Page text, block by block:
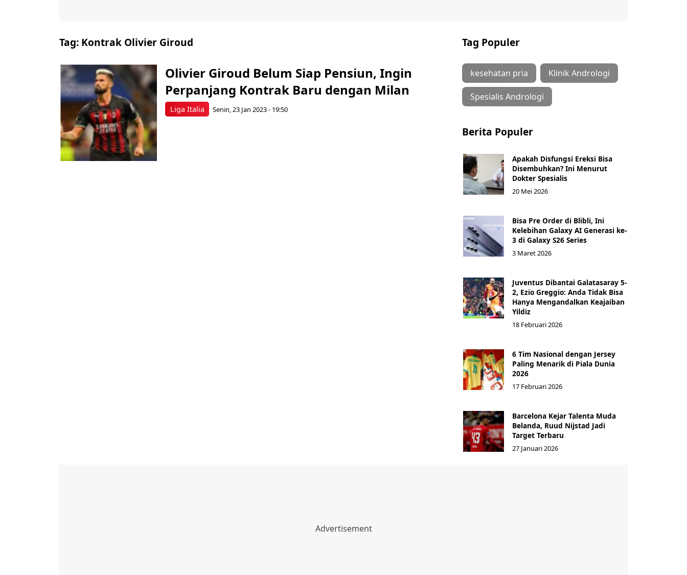
Tag: Kontrak Olivier Giroud
Liga Italia
Olivier Giroud Belum Siap Pensiun, Ingin
Perpanjang Kontrak Baru dengan Milan
Senin, 23 Jan 2023 - 19:50
Tag Populer
kesehatan pria Klinik Andrologi
Spesialis Andrologi
Berita Populer
Apakah Disfungsi Ereksi Bisa
Disembuhkan? Ini Menurut
Dokter Spesialis
20 Mei 2026
Bisa Pre Order di Blibli, Ini
Kelebihan Galaxy AI Generasi ke-
3 di Galaxy S26 Series
3 Maret 2026
Juventus Dibantai Galatasaray 5-
2, Ezio Greggio: Anda Tidak Bisa
Hanya Mengandalkan Keajaiban
Yildiz
18 Februari 2026
6 Tim Nasional dengan Jersey
Paling Menarik di Piala Dunia
2026
17 Februari 2026
Barcelona Kejar Talenta Muda
Belanda, Ruud Nijstad Jadi
Target Terbaru
27 Januari 2026